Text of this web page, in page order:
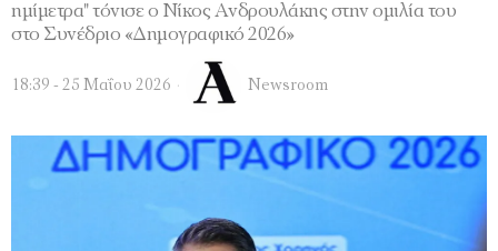
ημίμετρα" τόνισε ο Νίκος Ανδρουλάκης στην ομιλία του
στο Συνέδριο «Δημογραφικό 2026»
18:39 - 25 Μαΐου 2026 Newsroom